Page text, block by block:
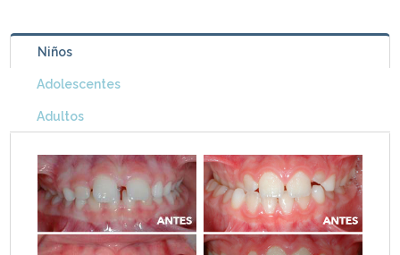
Niños
Adolescentes
Adultos